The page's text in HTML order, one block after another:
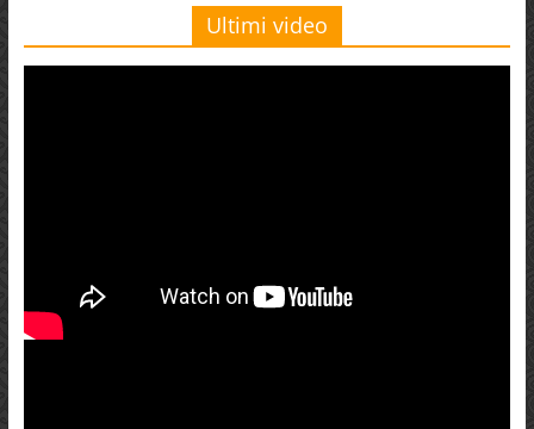
Ultimi video